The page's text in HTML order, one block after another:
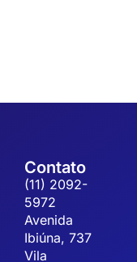
Contato
(11) 2092-
5972
Avenida
Ibiúna, 737
Vila